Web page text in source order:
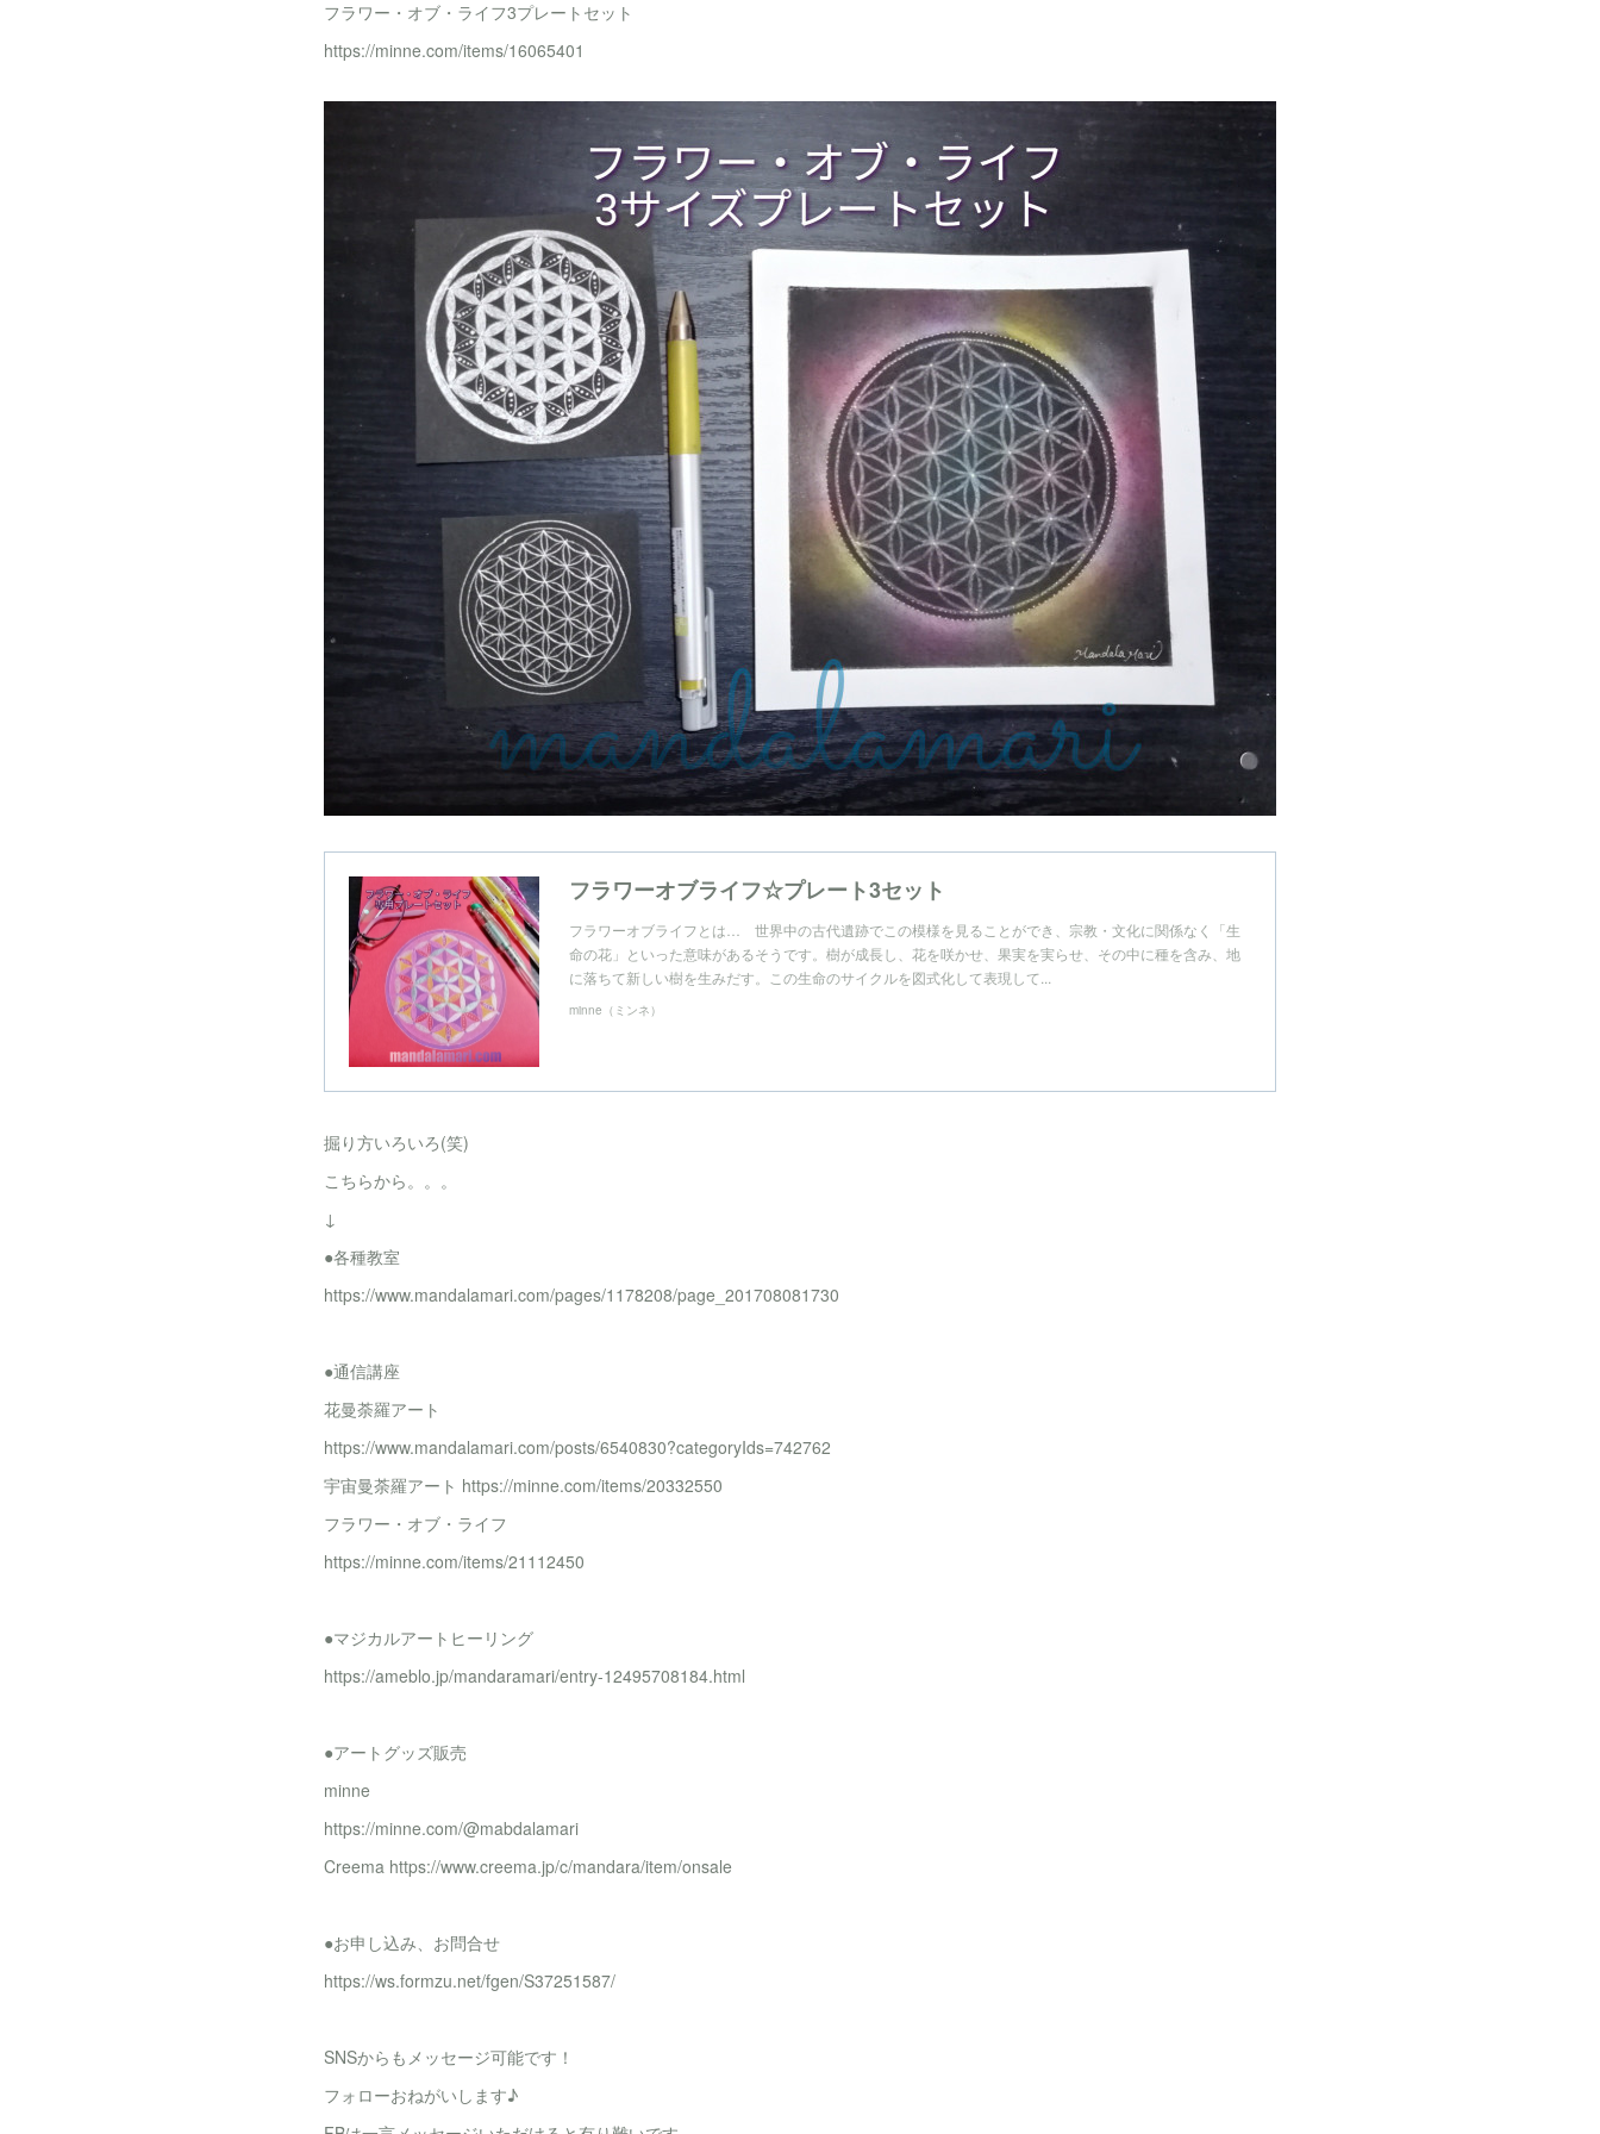
フラワー・オブ・ライフ3プレートセット
https://minne.com/items/16065401
フラワーオブライフ☆プレート3セット
フラワーオブライフとは… 世界中の古代遺跡でこの模様を見ることができ、宗教・文化に関係なく「生
命の花」といった意味があるそうです。樹が成長し、花を咲かせ、果実を実らせ、その中に種を含み、地
に落ちて新しい樹を生みだす。この生命のサイクルを図式化して表現して...
minne（ミンネ）
掘り方いろいろ(笑)
こちらから。。。
↓
●各種教室
https://www.mandalamari.com/pages/1178208/page_201708081730
●通信講座
花曼荼羅アート
https://www.mandalamari.com/posts/6540830?categoryIds=742762
宇宙曼荼羅アート https://minne.com/items/20332550
フラワー・オブ・ライフ
https://minne.com/items/21112450
●マジカルアートヒーリング
https://ameblo.jp/mandaramari/entry-12495708184.html
●アートグッズ販売
minne
https://minne.com/@mabdalamari
Creema https://www.creema.jp/c/mandara/item/onsale
●お申し込み、お問合せ
https://ws.formzu.net/fgen/S37251587/
SNSからもメッセージ可能です！
フォローおねがいします♪